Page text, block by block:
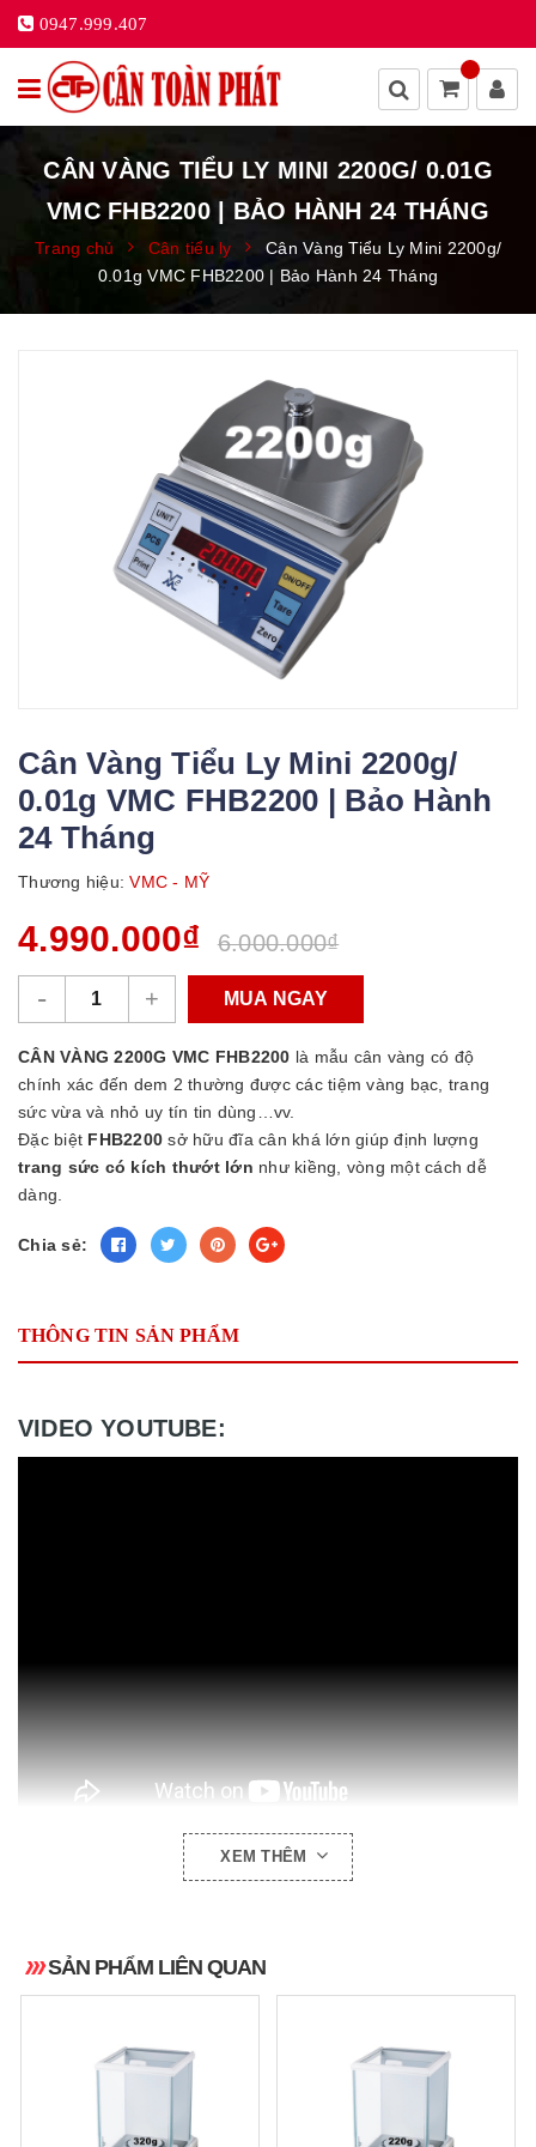
0947.999.407
CÂN VÀNG TIỂU LY MINI 2200G/ 0.01G
VMC FHB2200 | BẢO HÀNH 24 THÁNG
Trang chủ Cân tiểu ly
Cân Vàng Tiểu Ly Mini 2200g/
0.01g VMC FHB2200 | Bảo Hành 24 Tháng
Cân Vàng Tiểu Ly Mini 2200g/
0.01g VMC FHB2200 | Bảo Hành
24 Tháng
Thương hiệu: VMC - MỸ
4.990.000₫ 6.000.000₫
- + MUA NGAY
CÂN VÀNG 2200G VMC FHB2200 là mẫu cân vàng có độ
chính xác đến dem 2 thường được các tiệm vàng bạc, trang
sức vừa và nhỏ uy tín tin dùng…vv.
Đặc biệt FHB2200 sở hữu đĩa cân khá lớn giúp định lượng
trang sức có kích thướt lớn như kiềng, vòng một cách dễ
dàng.
Chia sẻ:
THÔNG TIN SẢN PHẨM
VIDEO YOUTUBE:
HÌNH ẢNH THỰC TẾ:
XEM THÊM
SẢN PHẨM LIÊN QUAN